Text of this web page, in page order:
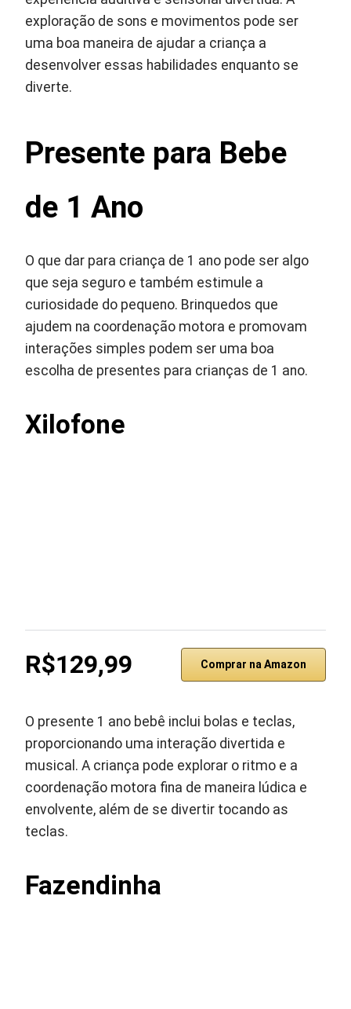
exploração de sons e movimentos pode ser
uma boa maneira de ajudar a criança a
desenvolver essas habilidades enquanto se
diverte.
Presente para Bebe
de 1 Ano
O que dar para criança de 1 ano pode ser algo
que seja seguro e também estimule a
curiosidade do pequeno. Brinquedos que
ajudem na coordenação motora e promovam
interações simples podem ser uma boa
escolha de presentes para crianças de 1 ano.
Xilofone
R$129,99 Comprar na Amazon
O presente 1 ano bebê inclui bolas e teclas,
proporcionando uma interação divertida e
musical. A criança pode explorar o ritmo e a
coordenação motora fina de maneira lúdica e
envolvente, além de se divertir tocando as
teclas.
Fazendinha